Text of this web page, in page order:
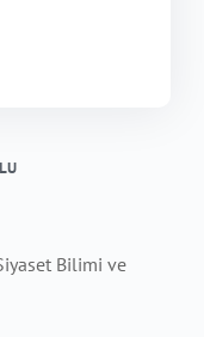
Bilimi ve